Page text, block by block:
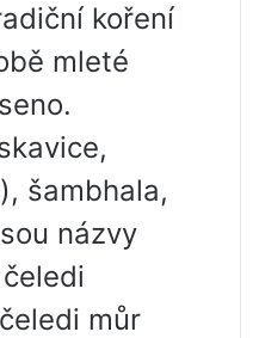
koření
mleté
šambhala,
názvy
můr